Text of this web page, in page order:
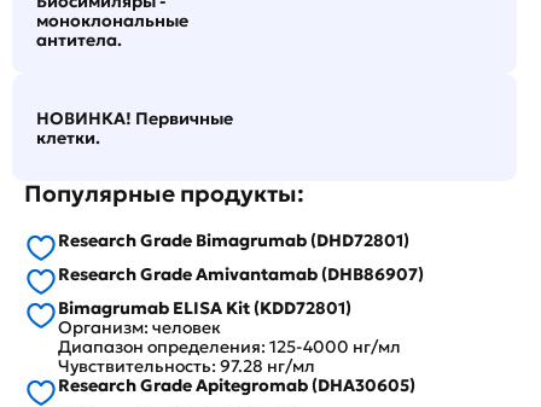
моноклональные
антитела.
НОВИНКА! Первичные
клетки.
Популярные продукты:
Research Grade Bimagrumab (DHD72801)
Research Grade Amivantamab (DHB86907)
Bimagrumab ELISA Kit (KDD72801)
Организм: человек
Диапазон определения: 125-4000 нг/мл
Чувствительность: 97.28 нг/мл
Research Grade Apitegromab (DHA30605)